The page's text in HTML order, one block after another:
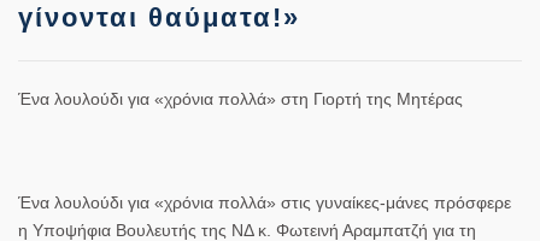
γίνονται θαύματα!»
Ένα λουλούδι για «χρόνια πολλά» στη Γιορτή της Μητέρας
Ένα λουλούδι για «χρόνια πολλά» στις γυναίκες-μάνες πρόσφερε
η Υποψήφια Βουλευτής της ΝΔ κ. Φωτεινή Αραμπατζή για τη